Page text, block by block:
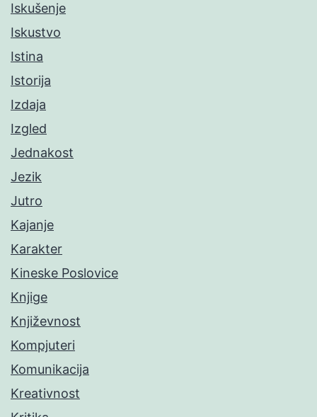
Iskušenje
Iskustvo
Istina
Istorija
Izdaja
Izgled
Jednakost
Jezik
Jutro
Kajanje
Karakter
Kineske Poslovice
Knjige
Književnost
Kompjuteri
Komunikacija
Kreativnost